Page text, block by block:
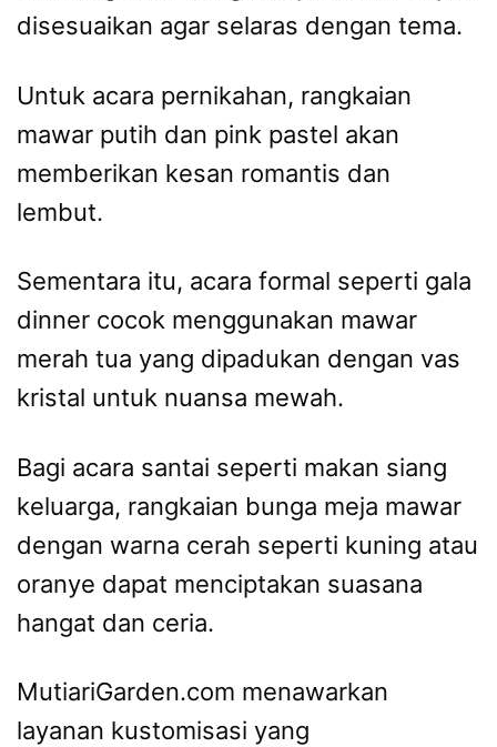
disesuaikan agar selaras dengan tema.
Untuk acara pernikahan, rangkaian
mawar putih dan pink pastel akan
memberikan kesan romantis dan
lembut.
Sementara itu, acara formal seperti gala
dinner cocok menggunakan mawar
merah tua yang dipadukan dengan vas
kristal untuk nuansa mewah.
Bagi acara santai seperti makan siang
keluarga, rangkaian bunga meja mawar
dengan warna cerah seperti kuning atau
oranye dapat menciptakan suasana
hangat dan ceria.
MutiariGarden.com menawarkan
layanan kustomisasi yang